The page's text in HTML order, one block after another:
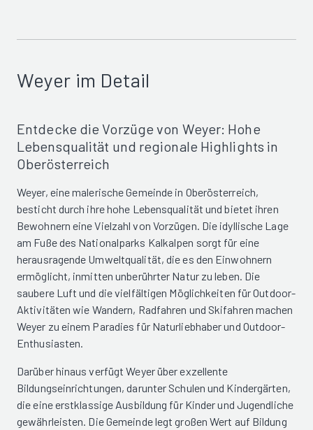
Weyer im Detail
Entdecke die Vorzüge von Weyer: Hohe
Lebensqualität und regionale Highlights in
Oberösterreich
Weyer, eine malerische Gemeinde in Oberösterreich,
besticht durch ihre hohe Lebensqualität und bietet ihren
Bewohnern eine Vielzahl von Vorzügen. Die idyllische Lage
am Fuße des Nationalparks Kalkalpen sorgt für eine
herausragende Umweltqualität, die es den Einwohnern
ermöglicht, inmitten unberührter Natur zu leben. Die
saubere Luft und die vielfältigen Möglichkeiten für Outdoor-
Aktivitäten wie Wandern, Radfahren und Skifahren machen
Weyer zu einem Paradies für Naturliebhaber und Outdoor-
Enthusiasten.
Darüber hinaus verfügt Weyer über exzellente
Bildungseinrichtungen, darunter Schulen und Kindergärten,
die eine erstklassige Ausbildung für Kinder und Jugendliche
gewährleisten. Die Gemeinde legt großen Wert auf Bildung